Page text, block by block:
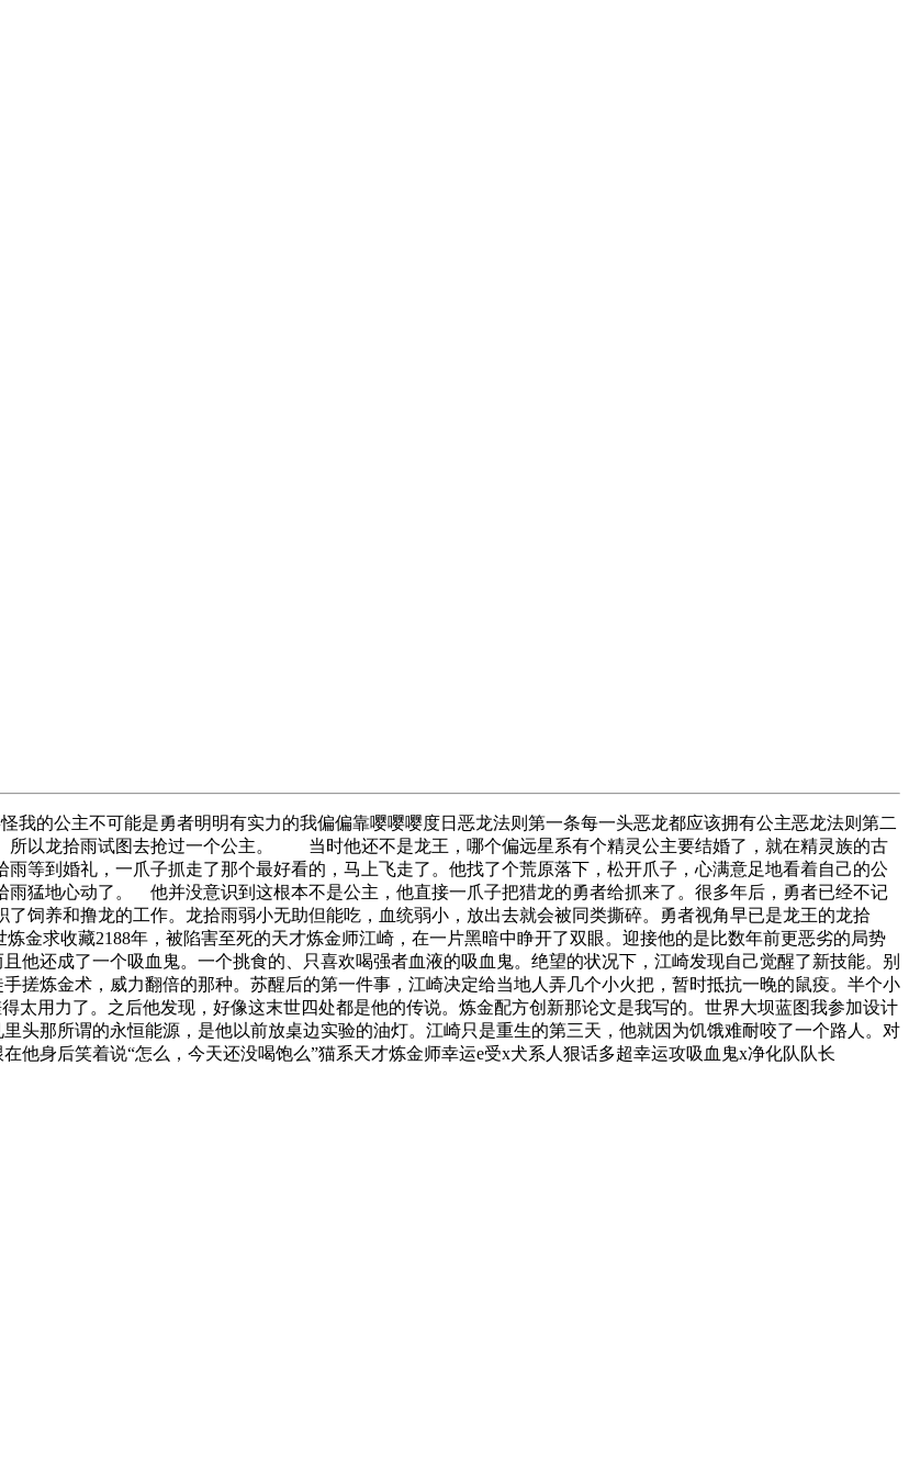
我的公主不可能是勇者明明有实力的我偏偏靠嘤嘤嘤度日恶龙法则第一条每一头恶龙都应该拥有公主恶龙法则第二
所以龙拾雨试图去抢过一个公主。 当时他还不是龙王，哪个偏远星系有个精灵公主要结婚了，就在精灵族的古
到婚礼，一爪子抓走了那个最好看的，马上飞走了。他找了个荒原落下，松开爪子，心满意足地看着自己的公
心动了。 他并没意识到这根本不是公主，他直接一爪子把猎龙的勇者给抓来了。很多年后，勇者已经不记
饲养和撸龙的工作。龙拾雨弱小无助但能吃，血统弱小，放出去就会被同类撕碎。勇者视角早已是龙王的龙拾
金求收藏2188年，被陷害至死的天才炼金师江崎，在一片黑暗中睁开了双眼。迎接他的是比数年前更恶劣的局势
他还成了一个吸血鬼。一个挑食的、只喜欢喝强者血液的吸血鬼。绝望的状况下，江崎发现自己觉醒了新技能。别
搓炼金术，威力翻倍的那种。苏醒后的第一件事，江崎决定给当地人弄几个小火把，暂时抵抗一晚的鼠疫。半个小
太用力了。之后他发现，好像这末世四处都是他的传说。炼金配方创新那论文是我写的。世界大坝蓝图我参加设计
头那所谓的永恒能源，是他以前放桌边实验的油灯。江崎只是重生的第三天，他就因为饥饿难耐咬了一个路人。对
他身后笑着说“怎么，今天还没喝饱么”猫系天才炼金师幸运e受x犬系人狠话多超幸运攻吸血鬼x净化队队长